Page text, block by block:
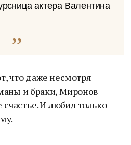
актера Валентина
что даже несмотря
и браки, Миронов
счастье. И любил только